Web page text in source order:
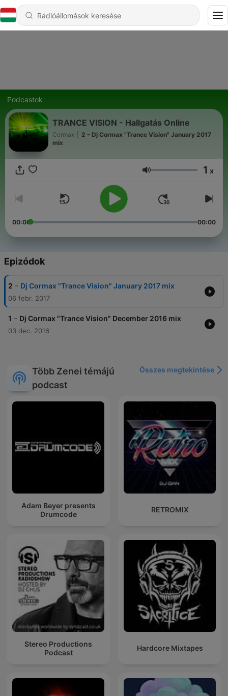
Podcastok
TRANCE VISION - Hallgatás Online
Cormax
2 - Dj Cormax "Trance Vision" January 2017
mix
Hangerő 1 x
00:00 00:00
Epizódok
2 - Dj Cormax "Trance Vision" January 2017 mix
06 febr. 2017
1 - Dj Cormax "Trance Vision" December 2016 mix
03 dec. 2016
Több Zenei témájú
podcast
Összes megtekintése
Adam Beyer presents
Drumcode
RETROMIX
Stereo Productions
Podcast
Hardcore Mixtapes